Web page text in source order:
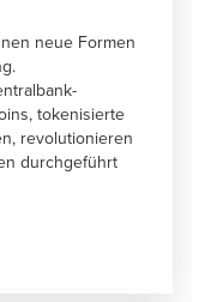
neue Formen
tokenisierte
revolutionieren
durchgeführt